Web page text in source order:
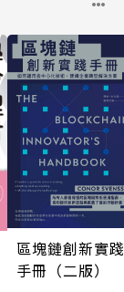
區塊鏈創新實踐
手冊（二版）